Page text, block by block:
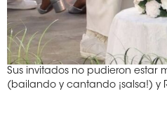
Sus invitados no pudieron estar
(bailando y cantando ¡salsa!) y